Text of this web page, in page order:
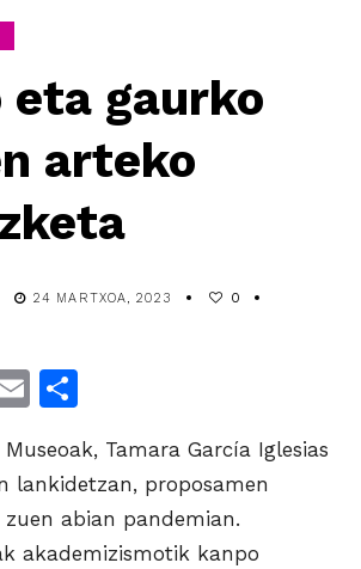
eta gaurko
arteko
24 MARTXOA, 2023 0
Email
Tamara García Iglesias
lankidetzan, proposamen
abian pandemian.
akademizismotik kanpo